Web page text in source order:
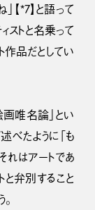
【*7】と語って
ストと名乗って
作品だとしてい
画唯名論」とい
述べたように「も
れはアートであ
と弁別すること